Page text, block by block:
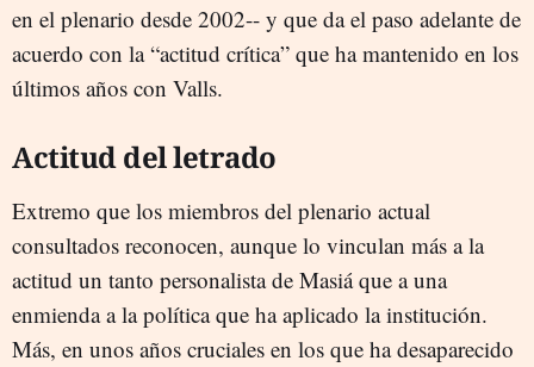
en el plenario desde 2002-- y que da el paso adelante de
acuerdo con la “actitud crítica” que ha mantenido en los
últimos años con Valls.
Actitud del letrado
Extremo que los miembros del plenario actual
consultados reconocen, aunque lo vinculan más a la
actitud un tanto personalista de Masiá que a una
enmienda a la política que ha aplicado la institución.
Más, en unos años cruciales en los que ha desaparecido